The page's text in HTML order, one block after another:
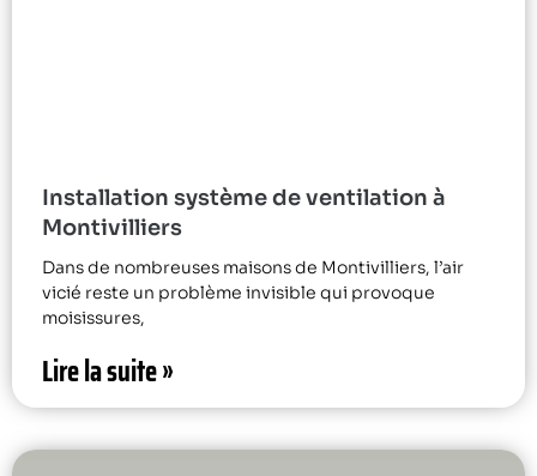
Installation système de ventilation à
Montivilliers
Dans de nombreuses maisons de Montivilliers, l’air
vicié reste un problème invisible qui provoque
moisissures,
Lire la suite »